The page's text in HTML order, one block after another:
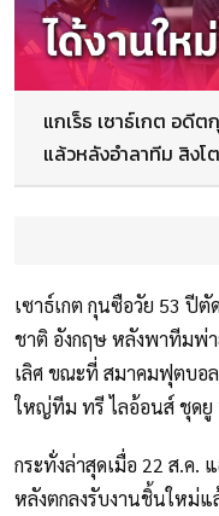
แกเร็ธ เซาธ์เกต อดี
แล้วหลังอำลาทีม สิงโ
เซาธ์เกต กุนซือวัย 53 ปี
ชาติ อังกฤษ หลังพาทีมพ่
เลิศ ขณะที่ สมาคมฟุตบอ
ใหญ่ทีม ทรี ไลอ้อนส์ ชุดยู
กระทั่งล่าสุดเมื่อ 22 ส.ค.
หลังตกลงรับงานชิ้นใหม่แ